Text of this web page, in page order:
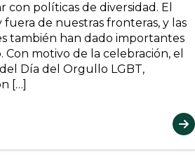
políticas de diversidad. El
de nuestras fronteras, y las
también han dado importantes
Con motivo de la celebración, el
Día del Orgullo LGBT,
[…]